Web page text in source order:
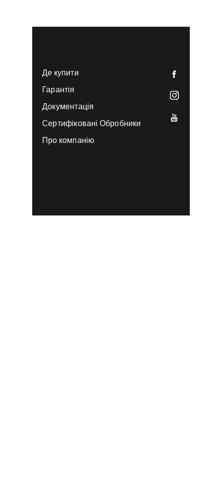
Де купити
Гарантія
Документація
Сертифіковані Обробники
Про компанію